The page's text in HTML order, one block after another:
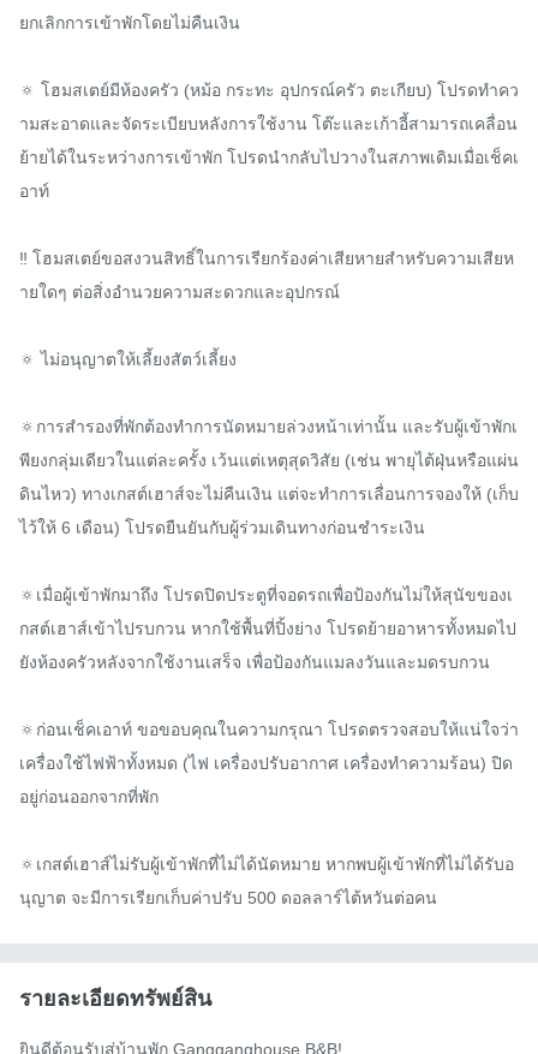
ยกเลิกการเข้าพักโดยไม่คืนเงิน
🔅 โฮมสเตย์มีห้องครัว (หม้อ กระทะ อุปกรณ์ครัว ตะเกียบ) โปรดทำคว
ามสะอาดและจัดระเบียบหลังการใช้งาน โต๊ะและเก้าอี้สามารถเคลื่อน
ย้ายได้ในระหว่างการเข้าพัก โปรดนำกลับไปวางในสภาพเดิมเมื่อเช็คเ
อาท์
‼️ โฮมสเตย์ขอสงวนสิทธิ์ในการเรียกร้องค่าเสียหายสำหรับความเสียห
ายใดๆ ต่อสิ่งอำนวยความสะดวกและอุปกรณ์
🔅 ไม่อนุญาตให้เลี้ยงสัตว์เลี้ยง
🔅การสำรองที่พักต้องทำการนัดหมายล่วงหน้าเท่านั้น และรับผู้เข้าพักเ
พียงกลุ่มเดียวในแต่ละครั้ง เว้นแต่เหตุสุดวิสัย (เช่น พายุไต้ฝุ่นหรือแผ่น
ดินไหว) ทางเกสต์เฮาส์จะไม่คืนเงิน แต่จะทำการเลื่อนการจองให้ (เก็บ
ไว้ให้ 6 เดือน) โปรดยืนยันกับผู้ร่วมเดินทางก่อนชำระเงิน
🔅เมื่อผู้เข้าพักมาถึง โปรดปิดประตูที่จอดรถเพื่อป้องกันไม่ให้สุนัขของเ
กสต์เฮาส์เข้าไปรบกวน หากใช้พื้นที่ปิ้งย่าง โปรดย้ายอาหารทั้งหมดไป
ยังห้องครัวหลังจากใช้งานเสร็จ เพื่อป้องกันแมลงวันและมดรบกวน
🔅ก่อนเช็คเอาท์ ขอขอบคุณในความกรุณา โปรดตรวจสอบให้แน่ใจว่า
เครื่องใช้ไฟฟ้าทั้งหมด (ไฟ เครื่องปรับอากาศ เครื่องทำความร้อน) ปิด
อยู่ก่อนออกจากที่พัก
🔅เกสต์เฮาส์ไม่รับผู้เข้าพักที่ไม่ได้นัดหมาย หากพบผู้เข้าพักที่ไม่ได้รับอ
นุญาต จะมีการเรียกเก็บค่าปรับ 500 ดอลลาร์ไต้หวันต่อคน
รายละเอียดทรัพย์สิน
ยินดีต้อนรับสู่บ้านพัก Gangganghouse B&B!